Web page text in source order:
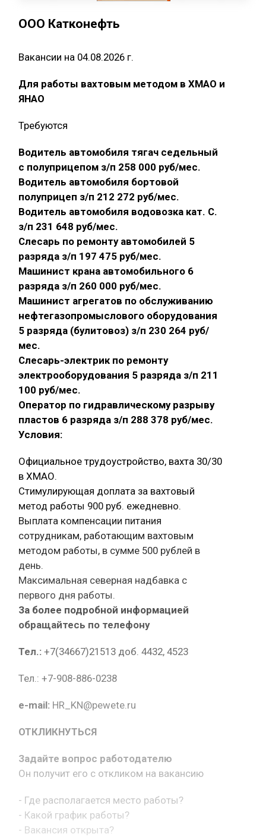
ООО Катконефть
Вакансии на 04.08.2026 г.
Для работы вахтовым методом в ХМАО и
ЯНАО
Требуются
Водитель автомобиля тягач седельный
с полуприцепом з/п 258 000 руб/мес.
Водитель автомобиля бортовой
полуприцеп з/п 212 272 руб/мес.
Водитель автомобиля водовозка кат. С.
з/п 231 648 руб/мес.
Слесарь по ремонту автомобилей 5
разряда з/п 197 475 руб/мес.
Машинист крана автомобильного 6
разряда з/п 260 000 руб/мес.
Машинист агрегатов по обслуживанию
нефтегазопромыслового оборудования
5 разряда (булитовоз) з/п 230 264 руб/
мес.
Слесарь-электрик по ремонту
электрооборудования 5 разряда з/п 211
100 руб/мес.
Оператор по гидравлическому разрыву
пластов 6 разряда з/п 288 378 руб/мес.
Условия:
Официальное трудоустройство, вахта 30/30
в ХМАО.
Стимулирующая доплата за вахтовый
метод работы 900 руб. ежедневно.
Выплата компенсации питания
сотрудникам, работающим вахтовым
методом работы, в сумме 500 рублей в
день.
Максимальная северная надбавка с
первого дня работы.
За более подробной информацией
обращайтесь по телефону
Тел.: +7(34667)21513 доб. 4432, 4523
Тел.: +7-908-886-0238
e-mail: HR_KN@pewete.ru
ОТКЛИКНУТЬСЯ
Задайте вопрос работодателю
Он получит его с откликом на вакансию
- Где располагается место работы?
- Какой график работы?
- Вакансия открыта?